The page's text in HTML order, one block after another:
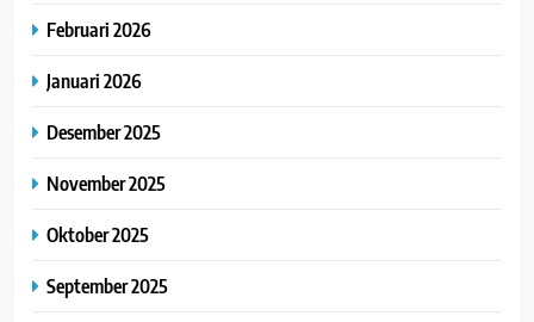
Februari 2026
Januari 2026
Desember 2025
November 2025
Oktober 2025
September 2025